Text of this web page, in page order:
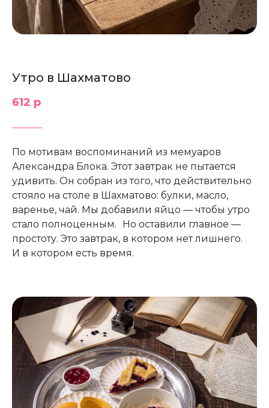
Утро в Шахматово
612 р
По мотивам воспоминаний из мемуаров
Александра Блока. Этот завтрак не пытается
удивить. Он собран из того, что действительно
стояло на столе в Шахматово: булки, масло,
варенье, чай. Мы добавили яйцо — чтобы утро
стало полноценным. Но оставили главное —
простоту. Это завтрак, в котором нет лишнего.
И в котором есть время.